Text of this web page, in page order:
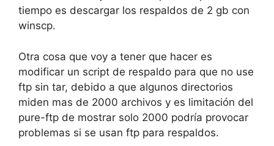
tiempo es descargar los respaldos de 2 gb con
winscp.
Otra cosa que voy a tener que hacer es
modificar un script de respaldo para que no use
ftp sin tar, debido a que algunos directorios
miden mas de 2000 archivos y es limitación del
pure-ftp de mostrar solo 2000 podría provocar
problemas si se usan ftp para respaldos.